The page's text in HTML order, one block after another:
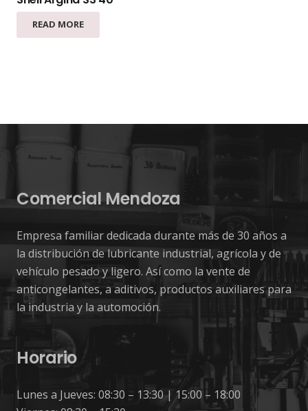
READ MORE
Comercial Mendoza
Empresa familiar dedicada durante más de 30 años a
la distribución de lubricante industrial, agrícola y de
vehículo pesado y ligero. Así como la vente de
anticongelantes, a aditivos, productos auxiliares para
la industria y la automoción.
Horario
Lunes a Jueves: 08:30 – 13:30 | 15:00 – 18:00